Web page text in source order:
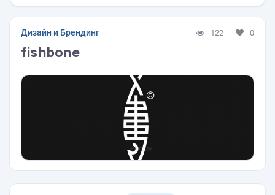
Дизайн и Брендинг 122 0
fishbone